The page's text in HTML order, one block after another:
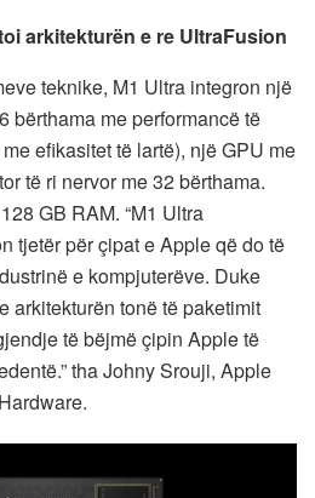
arkitekturën e re UltraFusion
teknike, M1 Ultra integron një
bërthama me performancë të
efikasitet të lartë), një GPU me
të ri nervor me 32 bërthama.
GB RAM. “M1 Ultra
tjetër për çipat e Apple që do të
e kompjuterëve. Duke
arkitekturën tonë të paketimit
të bëjmë çipin Apple të
tha Johny Srouji, Apple